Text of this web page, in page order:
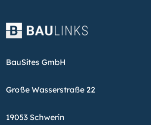
BauSites GmbH
Große Wasserstraße 22
19053 Schwerin